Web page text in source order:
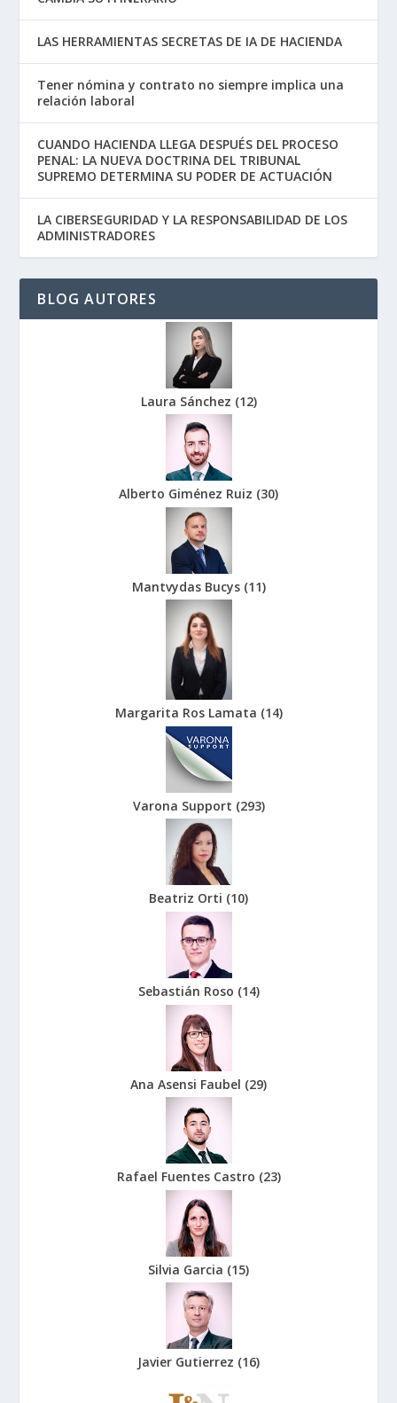
LAS HERRAMIENTAS SECRETAS DE IA DE HACIENDA
Tener nómina y contrato no siempre implica una
relación laboral
CUANDO HACIENDA LLEGA DESPUÉS DEL PROCESO
PENAL: LA NUEVA DOCTRINA DEL TRIBUNAL
SUPREMO DETERMINA SU PODER DE ACTUACIÓN
LA CIBERSEGURIDAD Y LA RESPONSABILIDAD DE LOS
ADMINISTRADORES
BLOG AUTORES
Laura Sánchez (12)
Alberto Giménez Ruiz (30)
Mantvydas Bucys (11)
Margarita Ros Lamata (14)
Varona Support (293)
Beatriz Orti (10)
Sebastián Roso (14)
Ana Asensi Faubel (29)
Rafael Fuentes Castro (23)
Silvia Garcia (15)
Javier Gutierrez (16)